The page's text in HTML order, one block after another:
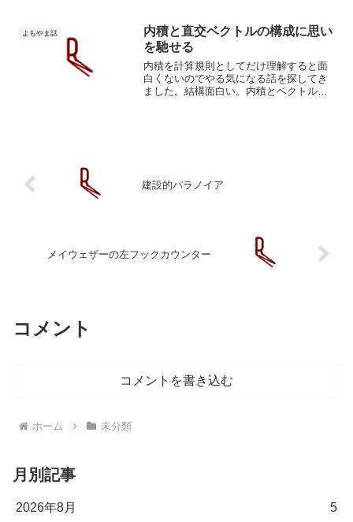
合に、まず「Xでない...
よもやま話
内積と直交ベクトルの構成に思い
を馳せる
内積を計算規則としてだけ理解すると面
白くないのでやる気になる話を探してき
ました。結構面白い。内積とベクトルの
建設的パラノイア
メイウェザーの左フックカウンター
コメント
コメントを書き込む
ホーム 未分類
月別記事
2026年8月 5